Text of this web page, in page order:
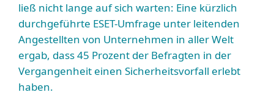
ließ nicht lange auf sich warten: Eine kürzlich
durchgeführte ESET-Umfrage unter leitenden
Angestellten von Unternehmen in aller Welt
ergab, dass 45 Prozent der Befragten in der
Vergangenheit einen Sicherheitsvorfall erlebt
haben.